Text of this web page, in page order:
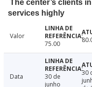
The center’s clients
services highly
Valor
75.00
Data
30 de
junho
30